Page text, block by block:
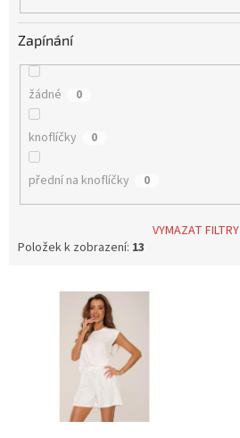
Zapínání
žádné 0
knoflíčky 0
přední na knoflíčky 0
VYMAZAT FILTRY
Položek k zobrazení: 13